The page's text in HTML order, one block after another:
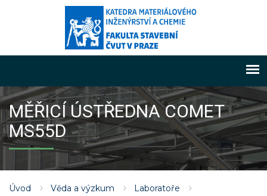
MĚŘICÍ ÚSTŘEDNA COMET
MS55D
Úvod Věda a výzkum
Laboratoře